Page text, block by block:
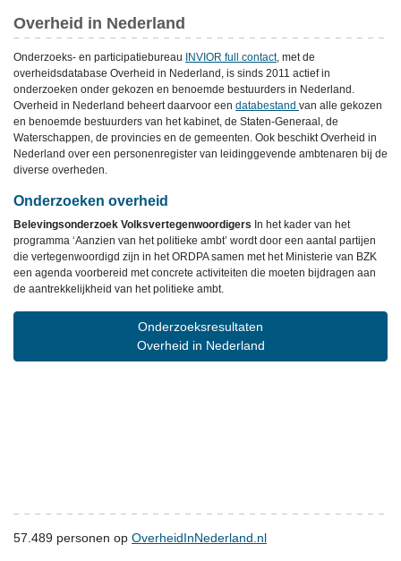
Overheid in Nederland
Onderzoeks- en participatiebureau INVIOR full contact, met de
overheidsdatabase Overheid in Nederland, is sinds 2011 actief in
onderzoeken onder gekozen en benoemde bestuurders in Nederland.
Overheid in Nederland beheert daarvoor een databestand van alle gekozen
en benoemde bestuurders van het kabinet, de Staten-Generaal, de
Waterschappen, de provincies en de gemeenten. Ook beschikt Overheid in
Nederland over een personenregister van leidinggevende ambtenaren bij de
diverse overheden.
Onderzoeken overheid
Belevingsonderzoek Volksvertegenwoordigers In het kader van het
programma ‘Aanzien van het politieke ambt’ wordt door een aantal partijen
die vertegenwoordigd zijn in het ORDPA samen met het Ministerie van BZK
een agenda voorbereid met concrete activiteiten die moeten bijdragen aan
de aantrekkelijkheid van het politieke ambt.
Onderzoeksresultaten
Overheid in Nederland
57.489 personen op OverheidInNederland.nl